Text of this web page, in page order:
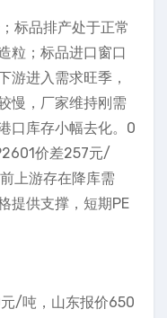
标品排产处于正常
粒；标品进口窗口
游进入需求旺季，
慢，厂家维持刚需
口库存小幅去化。0
价差257元/
上游存在降库需
提供支撑，短期PE
/吨，山东报价650